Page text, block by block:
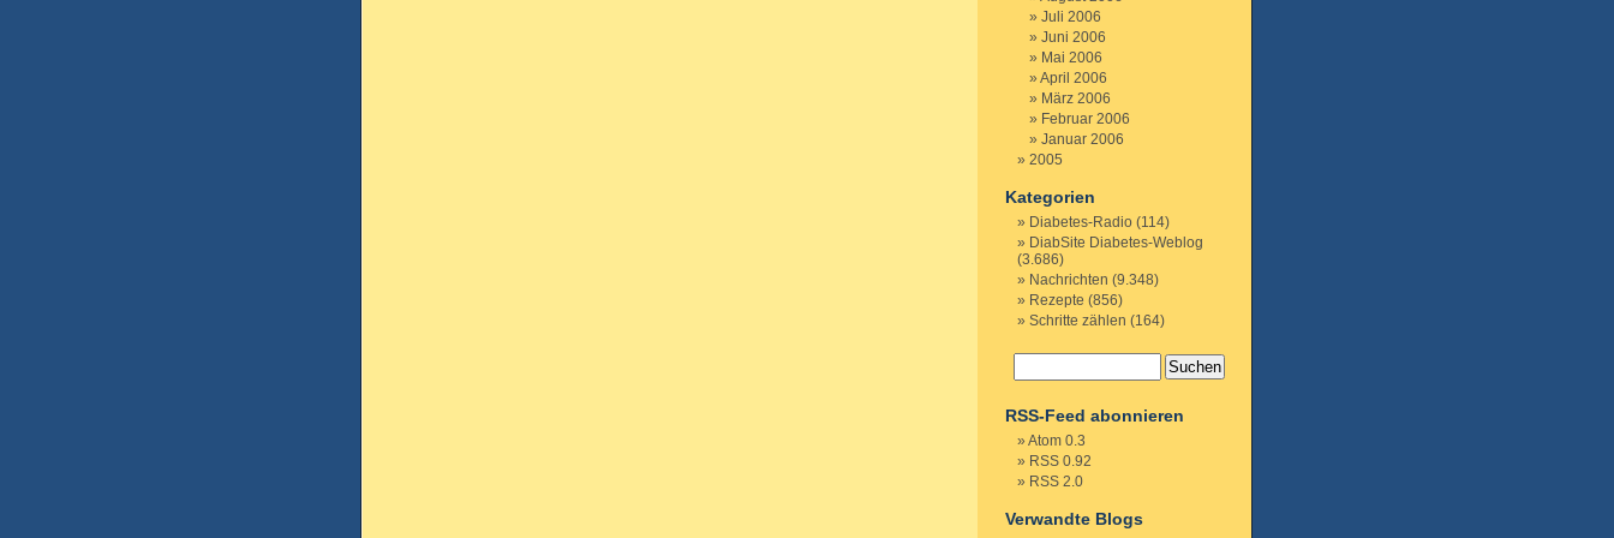
Juli 2006
Juni 2006
Mai 2006
April 2006
März 2006
Februar 2006
Januar 2006
2005
Kategorien
Diabetes-Radio (114)
DiabSite Diabetes-Weblog
(3.686)
Nachrichten (9.348)
Rezepte (856)
Schritte zählen (164)
RSS-Feed abonnieren
Atom 0.3
RSS 0.92
RSS 2.0
Verwandte Blogs